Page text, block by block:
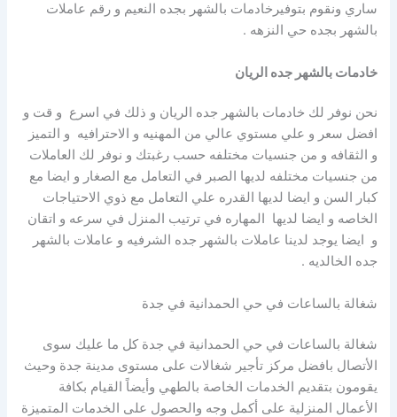
ساري ونقوم بتوفيرخادمات بالشهر بجده النعيم و رقم عاملات
بالشهر بجده حي النزهه .
خادمات بالشهر جده الريان
نحن نوفر لك خادمات بالشهر جده الريان و ذلك في اسرع و قت و
افضل سعر و علي مستوي عالي من المهنيه و الاحترافيه و التميز
و الثقافه و من جنسيات مختلفه حسب رغبتك و نوفر لك العاملات
من جنسيات مختلفه لديها الصبر في التعامل مع الصغار و ايضا مع
كبار السن و ايضا لديها القدره علي التعامل مع ذوي الاحتياجات
الخاصه و ايضا لديها المهاره في ترتيب المنزل في سرعه و اتقان
و ايضا يوجد لدينا عاملات بالشهر جده الشرفيه و عاملات بالشهر
جده الخالديه .
شغالة بالساعات في حي الحمدانية في جدة
شغالة بالساعات في حي الحمدانية في جدة كل ما عليك سوى
الأتصال بافضل مركز تأجير شغالات على مستوى مدينة جدة وحيث
يقومون بتقديم الخدمات الخاصة بالطهي وأيضاً القيام بكافة
الأعمال المنزلية على أكمل وجه والحصول على الخدمات المتميزة